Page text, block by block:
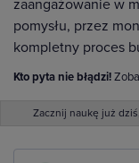
zaangażowanie w
pomysłu, przez
kompletny proces
Kto pyta nie błądzi!
Zacznij naukę już